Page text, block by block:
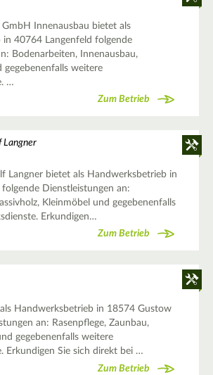
GmbH Innenausbau bietet als
in 40764 Langenfeld folgende
Bodenarbeiten, Innenausbau,
gegebenenfalls weitere
…
Zum Betrieb
Langner
Langner bietet als Handwerksbetrieb in
Dienstleistungen an:
Kleinmöbel und gegebenenfalls
Erkundigen…
Zum Betrieb
Handwerksbetrieb in 18574 Gustow
an: Rasenpflege, Zaunbau,
gegebenenfalls weitere
Erkundigen Sie sich direkt bei …
Zum Betrieb